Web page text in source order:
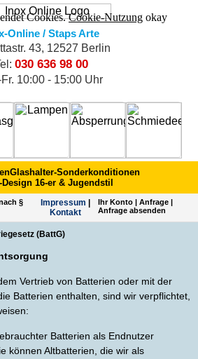
Cookies.Cookie-Nutzung okay
Online / Staps Arte
43, 12527 Berlin
030 636 98 00
Fr. 10:00 - 15:00 Uhr
Glashalter-Sonderkonditionen
16-er & Jugendstil
§
Impres­sum
Kontakt
Ihr Konto |Anfrage |
Anfrage absenden
(BattG)
Vertrieb von Batterien oder mit der
Batterien enthalten, sind wir verpflichtet,
Batterien als Endnutzer
können Altbatterien, die wir als